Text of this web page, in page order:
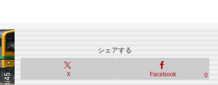
シェアする
X Facebook 0